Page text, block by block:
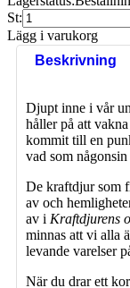
St:
Lägg i varukorg
Beskrivning
Djupt inne i vår
håller på att
kommit till en
vad som
De kraftdjur som
av och
av i Kraftdjurens
minnas att vi alla
levande varelser
När du drar ett